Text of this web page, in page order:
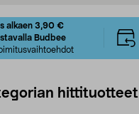
alkaen 3,90 €
Budbee
hittituotteet